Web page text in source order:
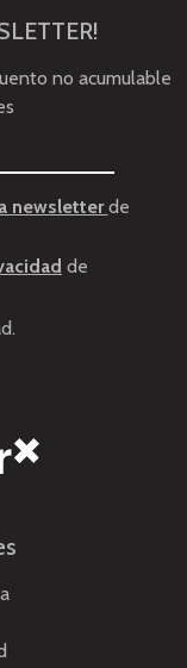
no acumulable
newsletterde
de